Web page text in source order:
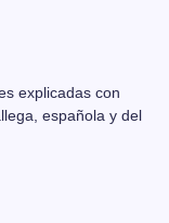
explicadas con
española y del